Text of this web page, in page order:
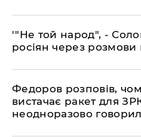
​'"Не той народ", -
росіян через розмови
​Федоров розповів,
вистачає ракет для
неодноразово